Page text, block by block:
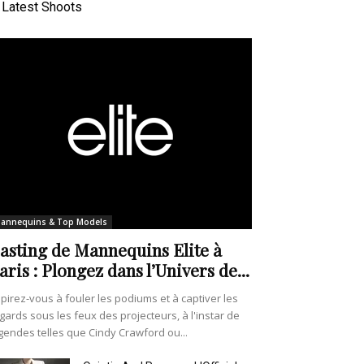
Latest Shoots
& Top Models
de Mannequins Elite à
: Plongez dans l’Univers de...
vous à fouler les podiums et à captiver les
sous les feux des projecteurs, à l'instar de
telles que Cindy Crawford ou...